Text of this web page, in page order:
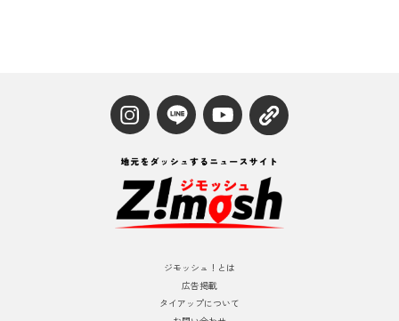
ジモッシュ！とは
広告掲載
タイアップについて